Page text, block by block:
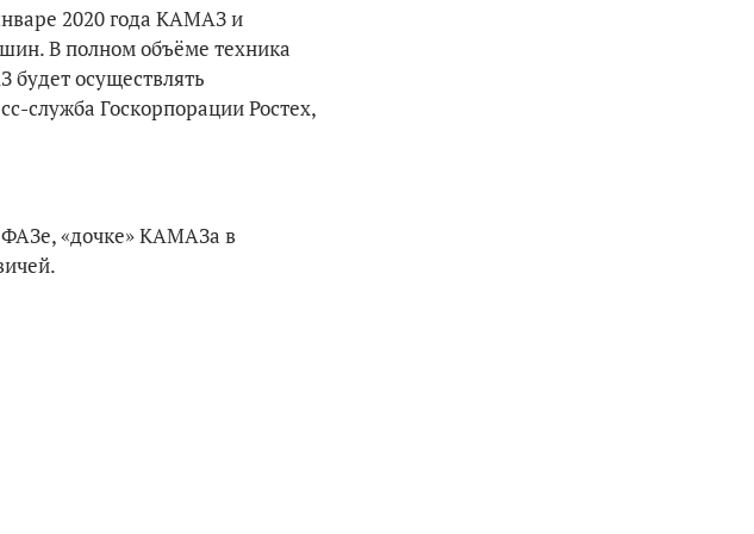
2020 года КАМАЗ и
В полном объёме техника
будет осуществлять
служба Госкорпорации Ростех,
«дочке» КАМАЗа в